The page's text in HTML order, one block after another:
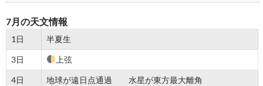
7月の天文情報
1日 半夏生
3日 上弦
4日 地球が遠日点通過 水星が東方最大離角